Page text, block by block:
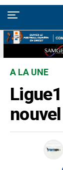
A LA UNE